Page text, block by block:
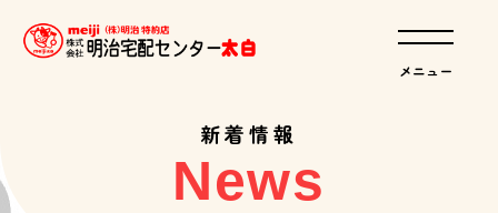
新着情報
News